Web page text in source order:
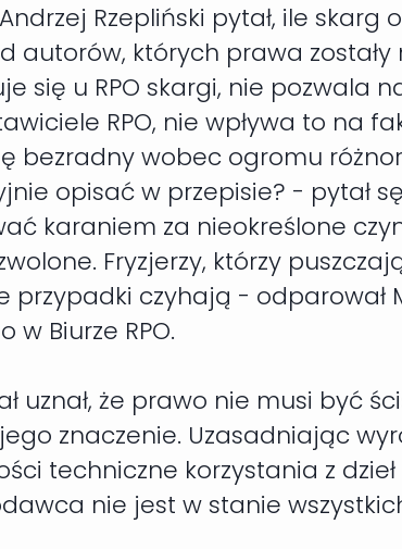
Rzepliński pytał, ile
autorów, których prawa
się u RPO skargi, nie pozwala
RPO, nie wpływa to na
bezradny wobec ogromu
opisać w przepisie? - pytał
karaniem za nieokreślone
Fryzjerzy, którzy
przypadki czyhają - odparował
w Biurze RPO.
uznał, że prawo nie musi być
znaczenie. Uzasadniając
techniczne korzystania z
nie jest w stanie